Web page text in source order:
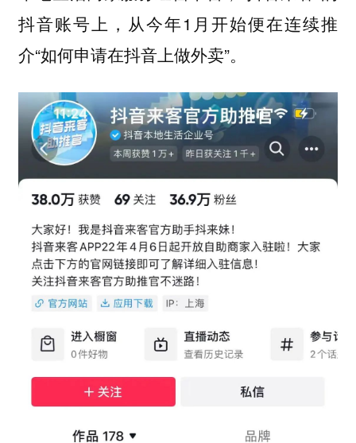
抖音账号上，从今年1月开始便在连续推
介“如何申请在抖音上做外卖”。